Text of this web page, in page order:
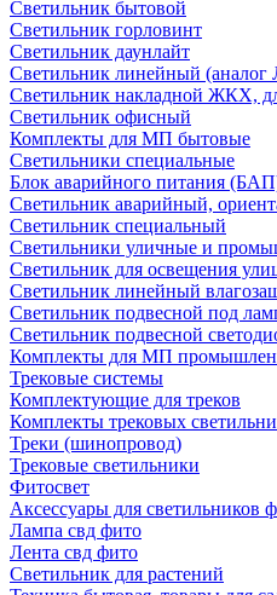
Светильник бытовой
Светильник горловинт
Светильник даунлайт
Светильник линейный
Светильник накладной ЖКХ,
Светильник офисный
Комплекты для МП бытовые
Светильники специальные
Блок аварийного питания
Светильник аварийный,
Светильник специальный
Светильники уличные и
Светильник для освещения
Светильник линейный
Светильник подвесной под
Светильник подвесной
Комплекты для МП
Трековые системы
Комплектующие для треков
Комплекты трековых
Треки (шинопровод)
Трековые светильники
Фитосвет
Аксессуары для светильников
Лампа свд фито
Лента свд фито
Светильник для растений